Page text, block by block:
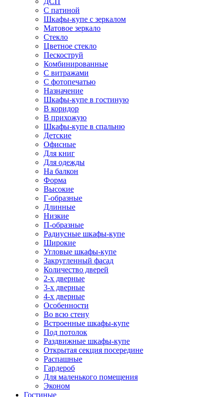
С патиной
Шкафы-купе с зеркалом
Матовое зеркало
Стекло
Цветное стекло
Пескоструй
Комбинированные
С витражами
С фотопечатью
Назначение
Шкафы-купе в гостиную
В коридор
В прихожую
Шкафы-купе в спальню
Детские
Офисные
Для книг
Для одежды
На балкон
Форма
Высокие
Г-образные
Длинные
Низкие
П-образные
Радиусные шкафы-купе
Широкие
Угловые шкафы-купе
Закругленный фасад
Количество дверей
2-х дверные
3-х дверные
4-х дверные
Особенности
Во всю стену
Встроенные шкафы-купе
Под потолок
Раздвижные шкафы-купе
Открытая секция посередине
Распашные
Гардероб
Для маленького помещения
Эконом
Гостиные